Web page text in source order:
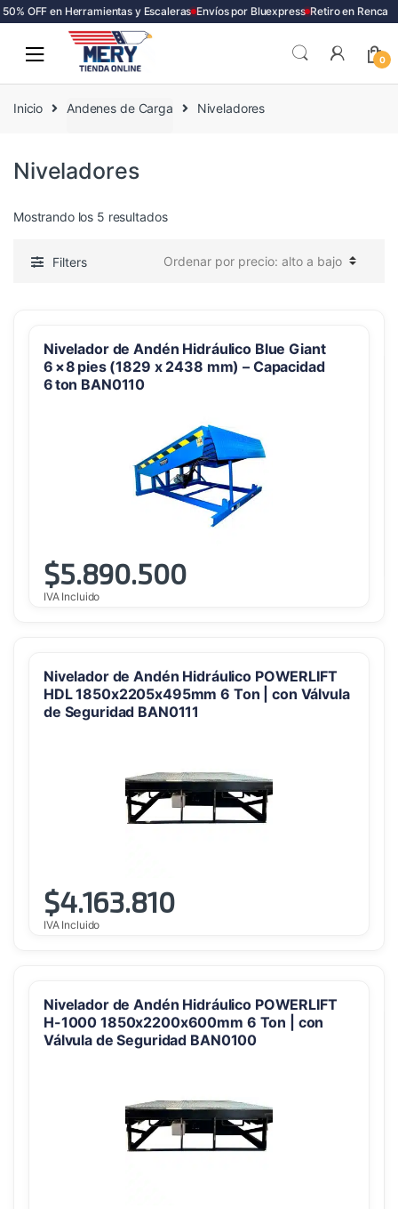
OFF en Herramientas y Escaleras Envíos por Bluexpress Retiro en Renca
0
Inicio Andenes de Carga Niveladores
Niveladores
Mostrando los 5 resultadosOrdenado
precio:
Filters
Nivelador de Andén Hidráulico Blue Giant
6 × 8 pies (1829 x 2438 mm) – Capacidad
6 ton BAN0110
$5.890.500
IVA Incluido
Nivelador de Andén Hidráulico POWERLIFT
HDL 1850x2205x495mm 6 Ton | con Válvula
de Seguridad BAN0111
$4.163.810
IVA Incluido
Nivelador de Andén Hidráulico POWERLIFT
H-1000 1850x2200x600mm 6 Ton | con
Válvula de Seguridad BAN0100